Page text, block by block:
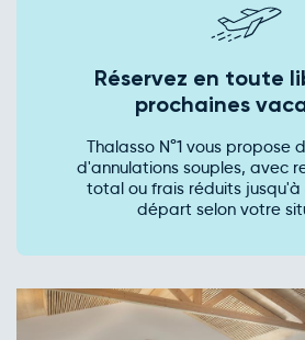
Réservez en toute
prochaines
Thalasso N°1 vous propose
d'annulations souples, avec
total ou frais réduits jusqu'à
départ selon votre